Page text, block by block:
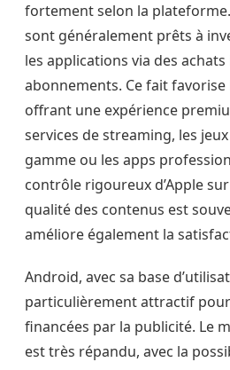
fortement selon la
sont généralement prêts à
les applications via des
abonnements. Ce fait
offrant une expérience
services de streaming, les
gamme ou les apps
contrôle rigoureux d’Apple sur
qualité des contenus est
améliore également la
Android, avec sa base
particulièrement attractif
financées par la publicité. Le
est très répandu, avec la